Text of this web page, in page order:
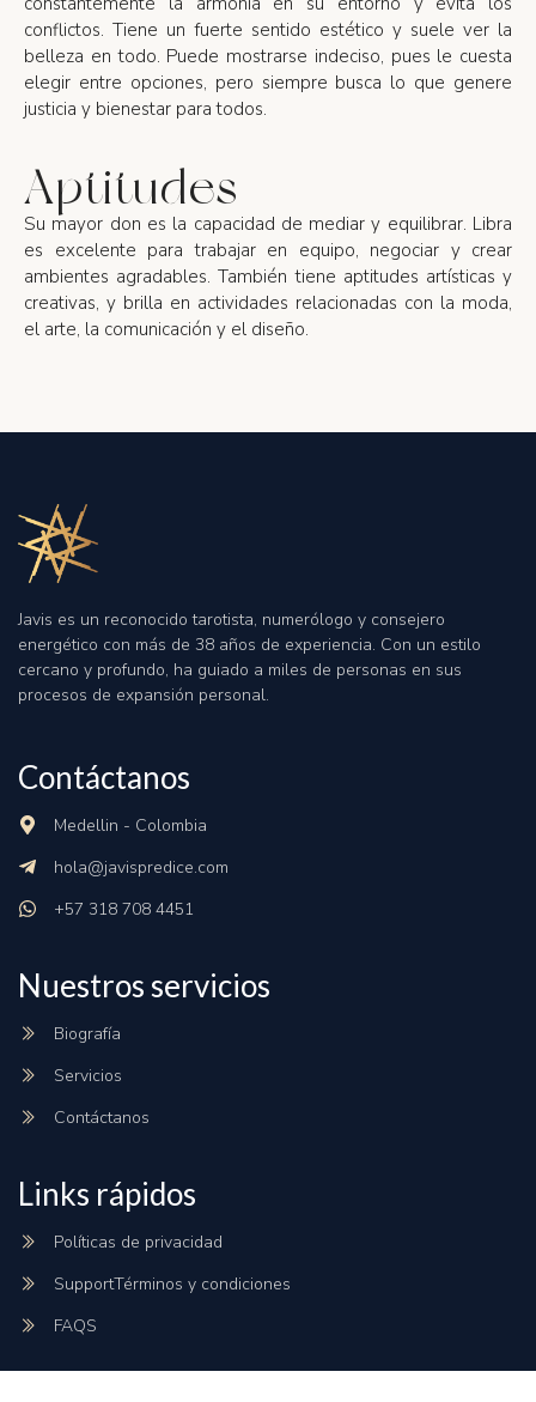
conflictos. Tiene un fuerte sentido estético y suele ver la
belleza en todo. Puede mostrarse indeciso, pues le cuesta
elegir entre opciones, pero siempre busca lo que genere
justicia y bienestar para todos.
Aptitudes
Su mayor don es la capacidad de mediar y equilibrar. Libra
es excelente para trabajar en equipo, negociar y crear
ambientes agradables. También tiene aptitudes artísticas y
creativas, y brilla en actividades relacionadas con la moda,
el arte, la comunicación y el diseño.
Javis es un reconocido tarotista, numerólogo y consejero
energético con más de 38 años de experiencia. Con un estilo
cercano y profundo, ha guiado a miles de personas en sus
procesos de expansión personal.
Contáctanos
Medellin - Colombia
hola@javispredice.com
+57 318 708 4451
Nuestros servicios
Biografía
Servicios
Contáctanos
Links rápidos
Políticas de privacidad
SupportTérminos y condiciones
FAQS